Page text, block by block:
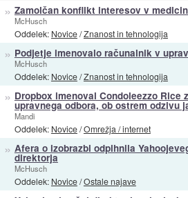
» Zamolčan konflikt interesov v
McHusch
Oddelek: Novice/Znanost in tehnologija
» Podjetje imenovalo računalnik v
McHusch
Oddelek: Novice/Znanost in tehnologija
» Dropbox imenoval Condoleezzo Rice
upravnega odbora, ob ostrem odzivu
Mandi
Oddelek: Novice/Omrežja / internet
» Afera o izobrazbi odpihnila
direktorja
McHusch
Oddelek: Novice/Ostale najave